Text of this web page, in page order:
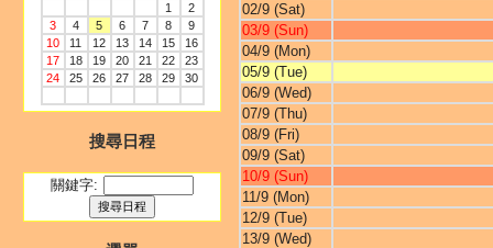
1
2
3
4 5 6 7 8
9
10
11 12 13 14 15
16
17
18 19 20 21 22
23
24
25 26 27 28 29 30
搜尋日程
關鍵字:
02/9 (Sat)
03/9 (Sun)
04/9 (Mon)
05/9 (Tue)
06/9 (Wed)
07/9 (Thu)
08/9 (Fri)
09/9 (Sat)
10/9 (Sun)
11/9 (Mon)
12/9 (Tue)
13/9 (Wed)